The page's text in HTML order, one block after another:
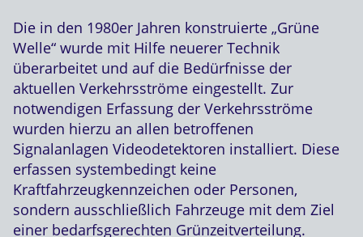
Die in den 1980er Jahren konstruierte „Grüne
Welle“ wurde mit Hilfe neuerer Technik
überarbeitet und auf die Bedürfnisse der
aktuellen Verkehrsströme eingestellt. Zur
notwendigen Erfassung der Verkehrsströme
wurden hierzu an allen betroffenen
Signalanlagen Videodetektoren installiert. Diese
erfassen systembedingt keine
Kraftfahrzeugkennzeichen oder Personen,
sondern ausschließlich Fahrzeuge mit dem Ziel
einer bedarfsgerechten Grünzeitverteilung.